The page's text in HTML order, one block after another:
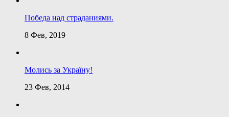
Победа над страданиями.
8 Фев, 2019
Молись за Україну!
23 Фев, 2014